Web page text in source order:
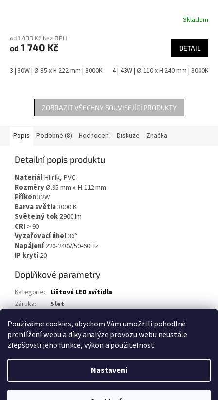
Používáme cookies, abychom Vám umožnili pohodlné
prohlížení webu a díky analýze provozu webu neustále
zlepšovali jeho funkce, výkon a použitelnost.
Nastavení
Skladem
od 1 438 Kč bez DPH
od 1 740 Kč DETAIL
3 | 30W | Ø 85 x H 222 mm | 3000K 4 | 43W | Ø 110 x H 240 mm | 3000K
ZOBRAZIT VŠECHNY SOUVISEJÍCÍ PRODUKTY
Popis Podobné (8) Hodnocení Diskuze Značka
Detailní popis produktu
MateriálHliník, PVC
RozměryØ.95 mm x H.112 mm
Příkon32W
Barva světla3000 K
Světelný tok 2900 lm
CRI> 90
Vyzařovací úhel36°
Napájení220-240V/50-60Hz
IP krytí20
Doplňkové parametry
Kategorie: Lištová LED svítidla
Záruka:
5 let
Copyright 2026www.led-2.cz. Všechna práva vyhrazena.Upravit